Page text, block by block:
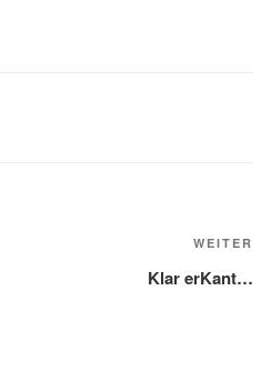
WEITER
Klar erKant…